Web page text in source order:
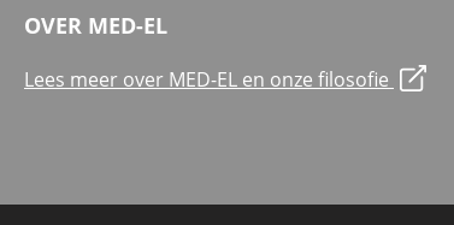
OVER MED-EL
Lees meer over MED-EL en onze filosofie